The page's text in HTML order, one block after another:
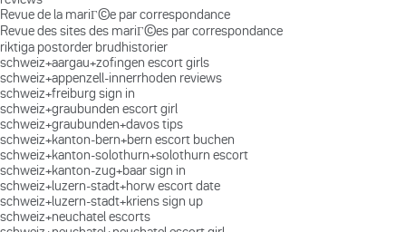
Revue de la mariГ©e par correspondance
Revue des sites des mariГ©es par correspondance
riktiga postorder brudhistorier
schweiz+aargau+zofingen escort girls
schweiz+appenzell-innerrhoden reviews
schweiz+freiburg sign in
schweiz+graubunden escort girl
schweiz+graubunden+davos tips
schweiz+kanton-bern+bern escort buchen
schweiz+kanton-solothurn+solothurn escort
schweiz+kanton-zug+baar sign in
schweiz+luzern-stadt+horw escort date
schweiz+luzern-stadt+kriens sign up
schweiz+neuchatel escorts